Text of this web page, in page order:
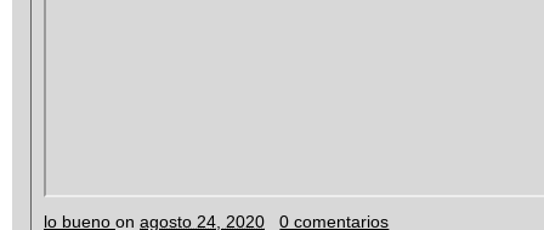
lo bueno on agosto 24, 2020 0 comentarios